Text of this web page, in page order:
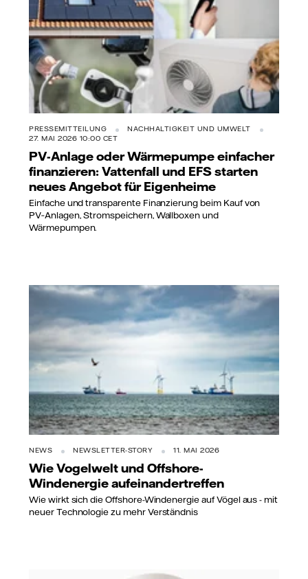
PRESSEMITTEILUNG
NACHHALTIGKEIT UND UMWELT
27. MAI 2026 10:00 CET
PV-Anlage oder Wärmepumpe einfacher
finanzieren: Vattenfall und EFS starten
neues Angebot für Eigenheime
Einfache und transparente Finanzierung beim Kauf von
PV‑Anlagen, Stromspeichern, Wallboxen und
Wärmepumpen.
NEWS NEWSLETTER-STORY 11. MAI 2026
Wie Vogelwelt und Offshore-
Windenergie aufeinandertreffen
Wie wirkt sich die Offshore-Windenergie auf Vögel aus - mit
neuer Technologie zu mehr Verständnis